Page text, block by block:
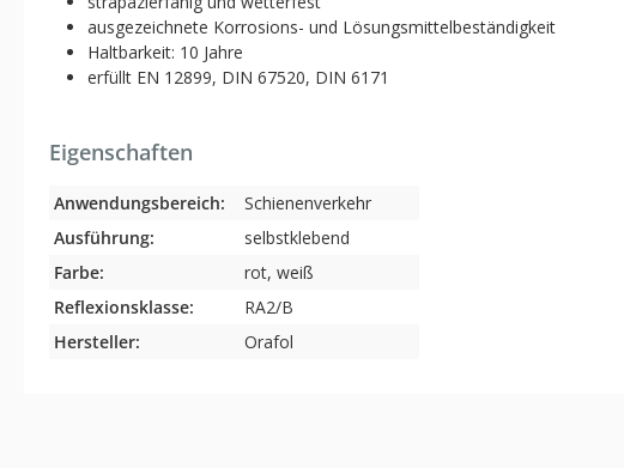
ausgezeichnete Korrosions- und Lösungsmittelbeständigkeit
Haltbarkeit: 10 Jahre
erfüllt EN 12899, DIN 67520, DIN 6171
Eigenschaften
Anwendungsbereich:
Schienenverkehr
Ausführung:
selbstklebend
Farbe:
rot, weiß
Reflexionsklasse:
RA2/B
Hersteller:
Orafol